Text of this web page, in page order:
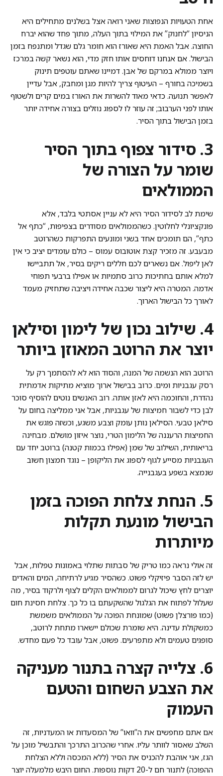
אחת הטעויות הנפוצות שאני רואה אצל בשלנים מתחילים היא
הניסיון “לחנוק” את המילוי בתוך העלה, מתוך פחד שהוא יברח
החוצה. אבל האמת היא שאורז הוא חומר גלם שגדל ומתנפח בזמן
הבישול. אם אנחנו דוחסים אותו חזק מדי, הוא נשאר קשה במרכז
ויוצר ממולא במרקם של אבן. דמיינו שאתם עוטפים תינוק
בשמיכה בחורף – העיטוף צריך להיות מגן ומחבק, אבל עדיין
לאפשר תנועה. כדאי מאוד להשרות את האורז במים קרים ולשטוף
אותו לפני הערבוב; זה עוזר לו לספוג נוזלים בצורה אחידה יותר
בזמן הבישול בתוך הסיר.
3. סידור צפוף בתוך הסיר
שומר על הצורה של
הממולאים
שימת לב לסידור הסיר היא לא עניין אסתטי בלבד, אלא
פונקציונלי לחלוטין. כשהממולאים מסודרים בצפיפות, “כתף אל
כתף”, הם תומכים אחד בשני ומונעים התפרקות כשהרוטב
מבעבע. זה מזכיר קצת אוטובוס עמוס – כולם עומדים יציב כי אין
לאן ליפול. אם נשארים לכם חללים ריקים בסיר, אל תתביישו
למלא אותם בחתיכות כרוב סתמיות או אפילו ברבעי תפוחי
אדמה. המטרה היא ליצור שכבה אחידה ויציבה שתחזיק מעמד
לאורך כל הבישול הארוך.
4. שילוב נכון של לימון וסילאן
יוצר את הרוטב המאוזן ביותר
הרוטב הוא הנשמה של המנה, והסוד הוא לא להסתמך רק על
רסק עגבניות ומים. כרוב בבישול ארוך מוציא מתיקות אדמתית
נהדרת, והחוכמה היא לאזן אותה. רוב האנשים נוטים להוסיף סוכר
לבן כדי לשבור חמיצות של עגבניות, אבל אני ממליצה בחום על
סילאן טבעי. הסילאן נותן עומק וצבע משגע, וכשזה פוגש את
החמיצות הרעננה של הלימון הטרי, נוצר איזון מושלם. מבחינה
בריאותית, השילוב של שמן (אפילו בכמות קטנה) ברוטב יחד עם
העגבניות מסייע לגוף לספוג את הליקופן – נוגד חמצון חשוב
שנמצא בשפע בעגבנייה.
5. הנחת צלחת הפוכה בזמן
הבישול מונעת תקלות
מיותרות
זה אולי נראה כמו טריק של סבתות שתלוי באמונות טפלות, אבל
יש לזה הסבר פיזיקלי פשוט. כשהסיר מגיע לרתיחה, המים והאדים
יוצרים לחץ שיכול לגרום לממולאים הקלים לצוף ולרקוד בסיר, מה
שעלול לפתוח את הגלגול שהשקעתם בו כל כך. צלחת חסינת חום
(כמו פורצלן פשוט) שמונחת הפוכה על הממולאים משמשת
כמשקולת עדינה. היא שומרת שכולם יישארו מתחת לרוטב,
סופגים טעמים ולא מתפרעים. פשוט, אבל עובד כל פעם מחדש.
6. צלייה קצרה בתנור מעניקה
את הצבע השחום והטעם
העמוק
אם אתם מחפשים את ה”וואו” של המסעדות או המעדניות, זה
השלב שאסור לוותר עליו. אחרי שהכרוב התרכך והתבשיל מוכן על
הגז, אני אוהבת להכניס את הסיר (ללא המכסה וללא הצלחת
ההפוכה) לתנור חם ל-20 דקות נוספות. החום היבש מלמעלה יוצר